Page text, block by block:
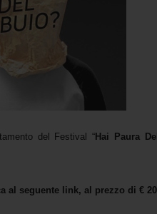
del Festival “ Hai Paura
seguente link, al prezzo di €